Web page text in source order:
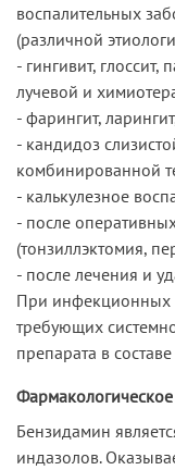
воспалительных
(различной
- гингивит, глоссит,
лучевой и
- фарингит,
- кандидоз
комбинированной
- калькулезное
- после
(тонзиллэктомия,
- после лечения и
При инфекционных
требующих
препарата в
Бензидамин
индазолов.